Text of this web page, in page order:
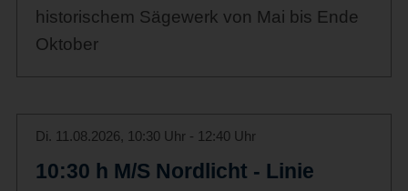
historischem Sägewerk von Mai bis Ende
Oktober
Di. 11.08.2026, 10:30 Uhr - 12:40 Uhr
10:30 h M/S Nordlicht - Linie